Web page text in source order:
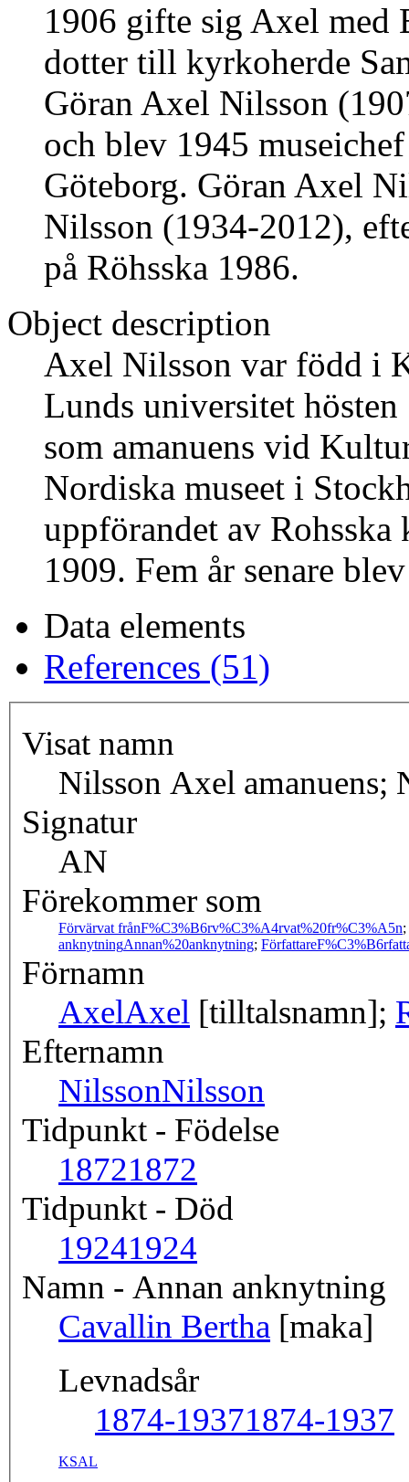
1906 gifte sig Axel med
dotter till kyrkoherde
Göran Axel Nilsson
och blev 1945
Göteborg. Göran Axel
Nilsson (1934-2012),
på Röhsska 1986.
Object description
Axel Nilsson var född i
Lunds universitet
som amanuens vid
Nordiska museet i
uppförandet av
1909. Fem år senare
Data elements
References (51)
Visat namn
Nilsson Axel
Signatur
AN
Förekommer som
Förvärvat frånF%C3%B6rv%C3%A4rvat%20fr%C3%A5n;
anknytningAnnan%20anknytning; Författare
Förnamn
AxelAxel [tilltalsnamn];
Efternamn
NilssonNilsson
Tidpunkt - Födelse
18721872
Tidpunkt - Död
19241924
Namn - Annan anknytning
Cavallin Bertha [maka]
Levnadsår
1874-19371874-1937
KSAL